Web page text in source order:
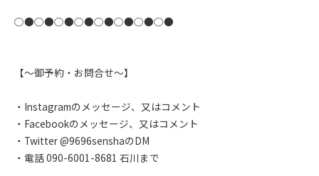
○●○●○●○●○●○●○●○●
【〜御予約・お問合せ〜】
・Instagramのメッセージ、又はコメント
・Facebookのメッセージ、又はコメント
・Twitter @9696senshaのDM
・電話 090-6001-8681 石川まで